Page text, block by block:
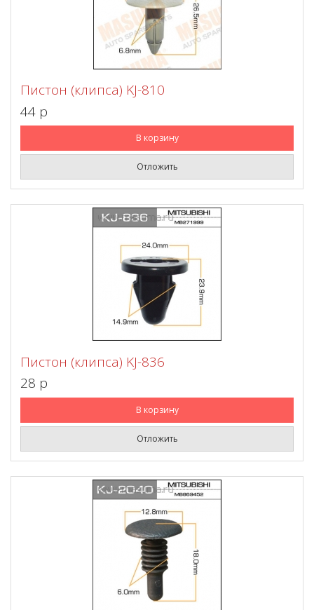
Пистон (клипса) KJ-810
44 p
В корзину
Отложить
Пистон (клипса) KJ-836
28 p
В корзину
Отложить